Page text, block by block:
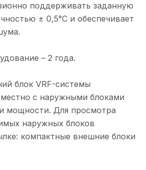
поддерживать заданную
± 0,5°С и обеспечивает
– 2 года.
блок VRF-системы
с наружными блоками
мощности. Для просмотра
наружных блоков
компактные внешние блоки